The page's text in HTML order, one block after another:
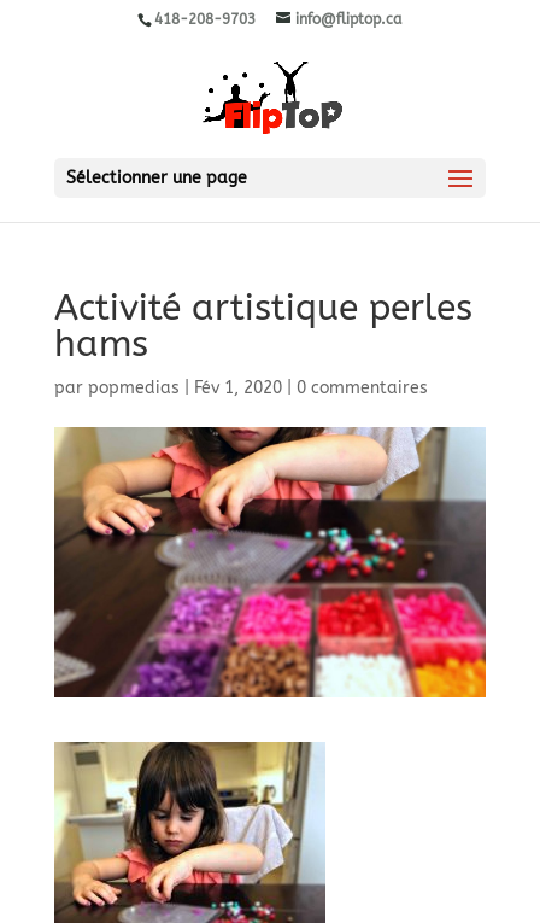
418-208-9703 info@fliptop.ca
Sélectionner une page
Activité artistique perles
hams
par popmedias Fév 1, 2020| 0 commentaires